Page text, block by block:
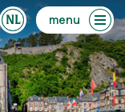
menu